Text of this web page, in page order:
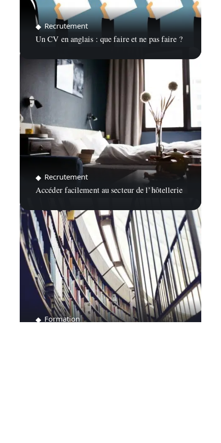
Recrutement
Un CV en anglais : que faire et ne pas faire ?
Recrutement
Accéder facilement au secteur de l’hôtellerie
Formation